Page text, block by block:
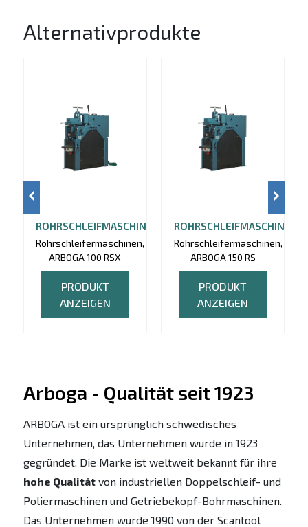
Alternativprodukte
ROHRSCHLEIFMASCHINE
Rohrschleifermaschinen,
ARBOGA 100 RSX
PRODUKT
ANZEIGEN
ROHRSCHLEIFMASCHINE
Rohrschleifermaschinen,
ARBOGA 150 RS
PRODUKT
ANZEIGEN
Arboga - Qualität seit 1923
ARBOGA ist ein ursprünglich schwedisches
Unternehmen, das Unternehmen wurde in 1923
gegründet. Die Marke ist weltweit bekannt für ihre
hohe Qualitätvon industriellen Doppelschleif- und
Poliermaschinen und Getriebekopf-Bohrmaschinen.
Das Unternehmen wurde 1990 von der Scantool